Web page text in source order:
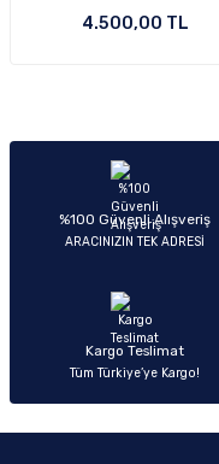
4.500,00 TL
%100 Güvenli Alışveriş
ARACINIZIN TEK ADRESİ
Kargo Teslimat
Tüm Türkiye’ye Kargo!